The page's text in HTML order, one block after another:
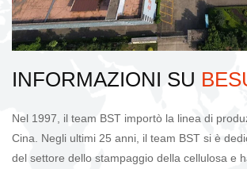
INFORMAZIONI SU
Nel 1997, il team BST importò la linea di
Cina. Negli ultimi 25 anni, il team BST si è
del settore dello stampaggio della cellulosa e